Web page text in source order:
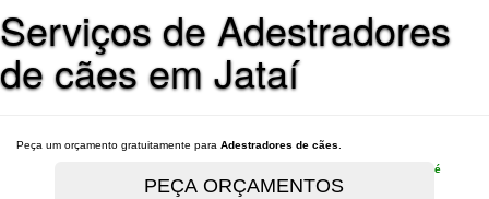
Serviços de Adestradores
de cães em Jataí
Peça um orçamento gratuitamente para Adestradores de cães
é